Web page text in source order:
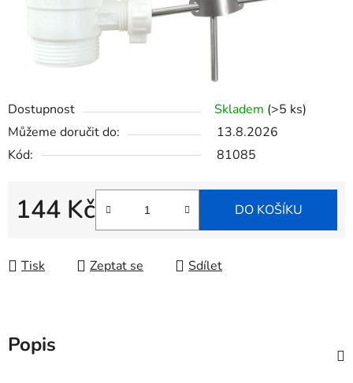
Dostupnost Skladem (>5 ks)
Můžeme doručit do:
13.8.2026
Kód:
81085
144 Kč DO KOŠÍKU
Tisk Zeptat se Sdílet
Popis